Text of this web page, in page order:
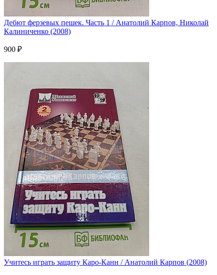
Дебют ферзевых пешек. Часть 1 / Анатолий Карпов, Николай
Калиниченко (2008)
900 ₽
Учитесь играть защиту Каро-Канн / Анатолий Карпов (2008)